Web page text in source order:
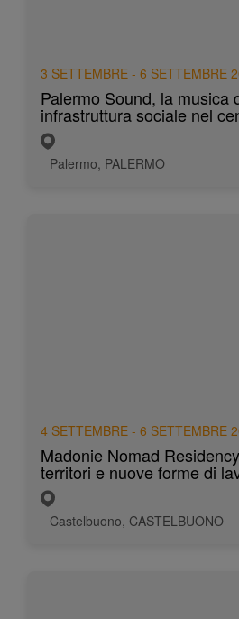
3 SETTEMBRE - 6 SETTEMBRE
Palermo Sound, la musica
infrastruttura sociale nel
Palermo, PALERMO
4 SETTEMBRE - 6 SETTEMBRE
Madonie Nomad
territori e nuove forme di
Castelbuono, CASTELBUONO